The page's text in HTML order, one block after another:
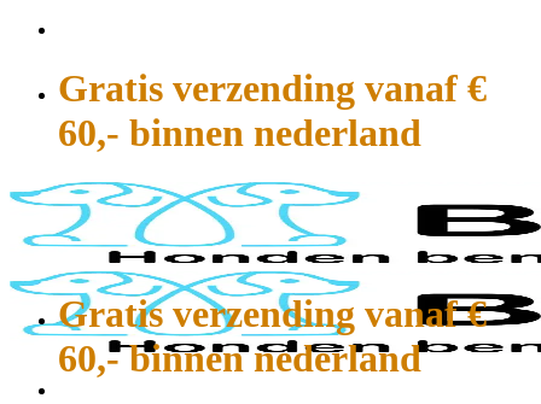
Gratis verzending vanaf €
60,- binnen nederland
Gratis verzending vanaf €
60,- binnen nederland